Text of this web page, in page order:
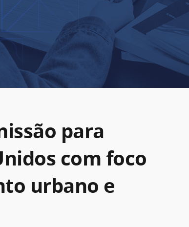
para
com foco
urbano e